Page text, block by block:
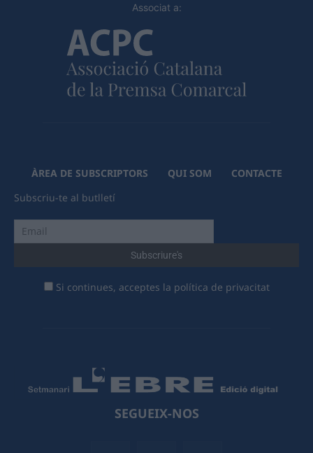
Associat a:
ÀREA DE SUBSCRIPTORS QUI SOM
CONTACTE
Subscriu-te al butlletí
Si continues, acceptes la política de privacitat
SEGUEIX-NOS